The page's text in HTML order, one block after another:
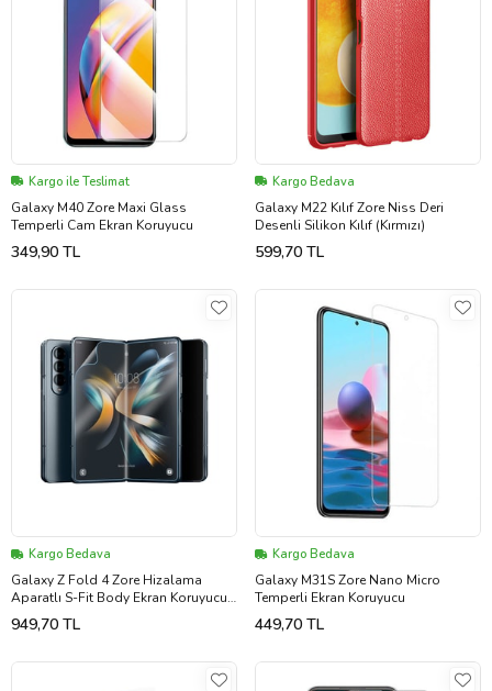
Kargo ile Teslimat
Galaxy M40 Zore Maxi Glass
Temperli Cam Ekran Koruyucu
349,90 TL
Kargo Bedava
Galaxy M22 Kılıf Zore Niss Deri
Desenli Silikon Kılıf (Kırmızı)
599,70 TL
Kargo Bedava
Galaxy Z Fold 4 Zore Hizalama
Aparatlı S-Fit Body Ekran Koruyucu
(Renksiz)
949,70 TL
Kargo Bedava
Galaxy M31S Zore Nano Micro
Temperli Ekran Koruyucu
449,70 TL